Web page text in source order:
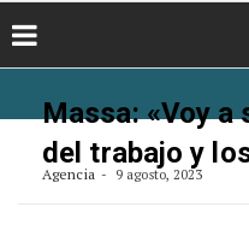
Massa: «Voy a
del trabajo y
Agencia 9 agosto, 2023